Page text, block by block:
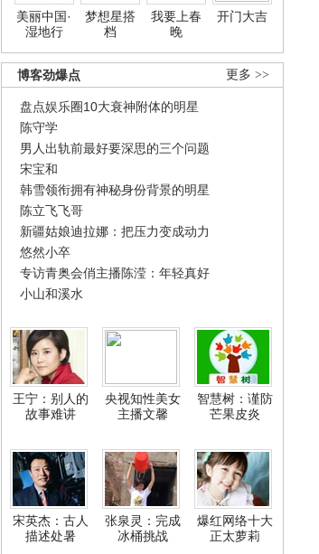
美丽中国·
湿地行
梦想星搭
档
我要上春
晚
开门大吉
更多 >>
博客劲爆点
盘点娱乐圈10大衰神附体的明星
陈守学
男人出轨前最好要深思的三个问题
宋宝和
韩雪领衔拥有神秘身份背景的明星
陈立飞飞哥
新疆姑娘迪拉娜：把压力变成动力
悠然小卒
专访青奥会俏主播陈滢：年轻真好
小山和溪水
王宁：别人的
故事难讲
央视知性美女
主播文馨
智慧树：谨防
芒果皮炎
宋英杰：古人
描述处暑
张泉灵：完成
冰桶挑战
爆红网络十大
正太萝莉